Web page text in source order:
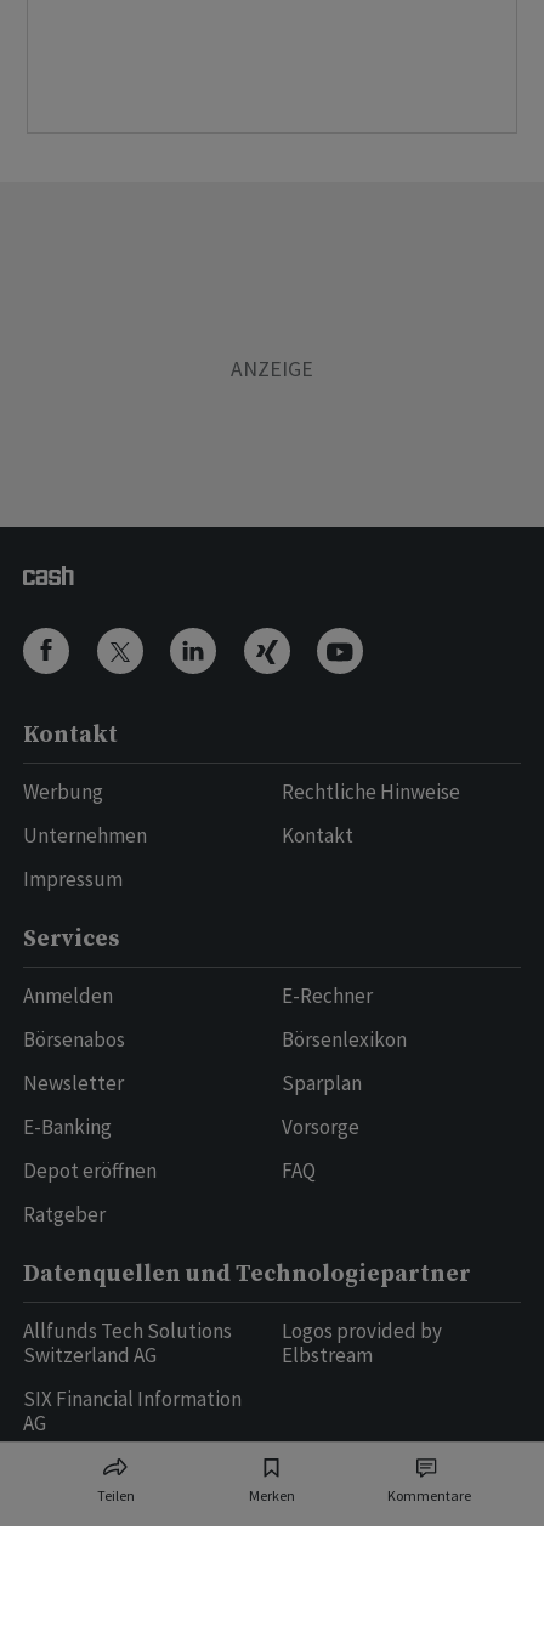
Teilen Merken Kommentare
Kontakt
Werbung
Unternehmen
Impressum
Rechtliche Hinweise
Kontakt
Services
Anmelden
Börsenabos
Newsletter
E-Banking
Depot eröffnen
Ratgeber
E-Rechner
Börsenlexikon
Sparplan
Vorsorge
FAQ
Datenquellen und Technologiepartner
Allfunds Tech Solutions
Switzerland AG
SIX Financial Information
AG
Logos provided by
Elbstream